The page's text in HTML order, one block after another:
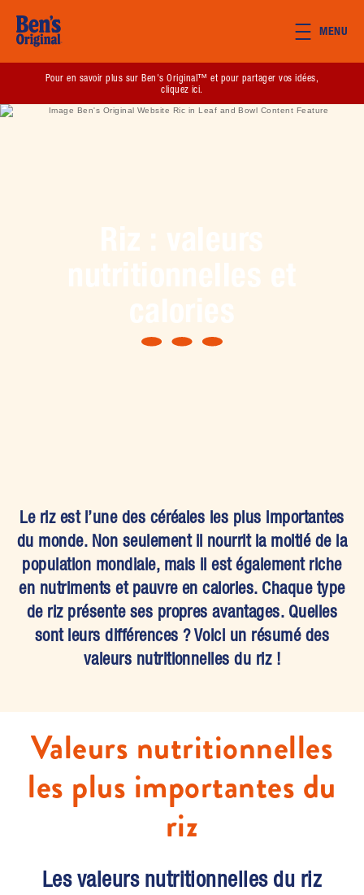
MENU
Pour en savoir plus sur Ben's Original™ et pour partager vos idées,
cliquez ici.
Le riz est l’une des céréales les plus importantes
du monde. Non seulement il nourrit la moitié de la
population mondiale, mais il est également riche
en nutriments et pauvre en calories. Chaque type
de riz présente ses propres avantages. Quelles
sont leurs différences ? Voici un résumé des
valeurs nutritionnelles du riz !
Valeurs nutritionnelles
les plus importantes du
riz
Les valeurs nutritionnelles du riz